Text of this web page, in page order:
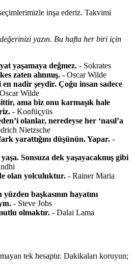
inşa ederiz. Takvimi
yazın. Bu hafta her biri için
yaşamaya değmez. - Sokrates
zaten alınmış. - Oscar Wilde
nadir şeydir. Çoğu insan sadece
Wilde
ama biz onu karmaşık hale
- Konfüçyüs
olanlar, neredeyse her ‘nasıl’a
Nietzsche
yarattığını düşünün. Yapar. -
Sonsuza dek yaşayacakmış gibi
olan yolculuktur. - Rainer Maria
yüzden başkasının hayatını
- Steve Jobs
olmaktır. - Dalai Lama
tek hesaptır. Dakikaları koruyun;